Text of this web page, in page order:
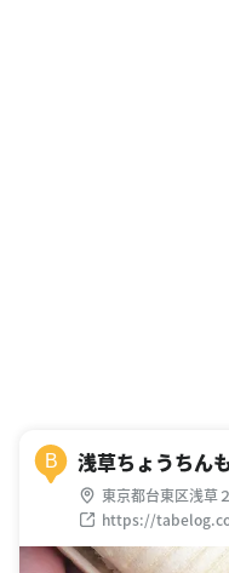
B 浅草ちょうちん
東京都台東区浅草
https://